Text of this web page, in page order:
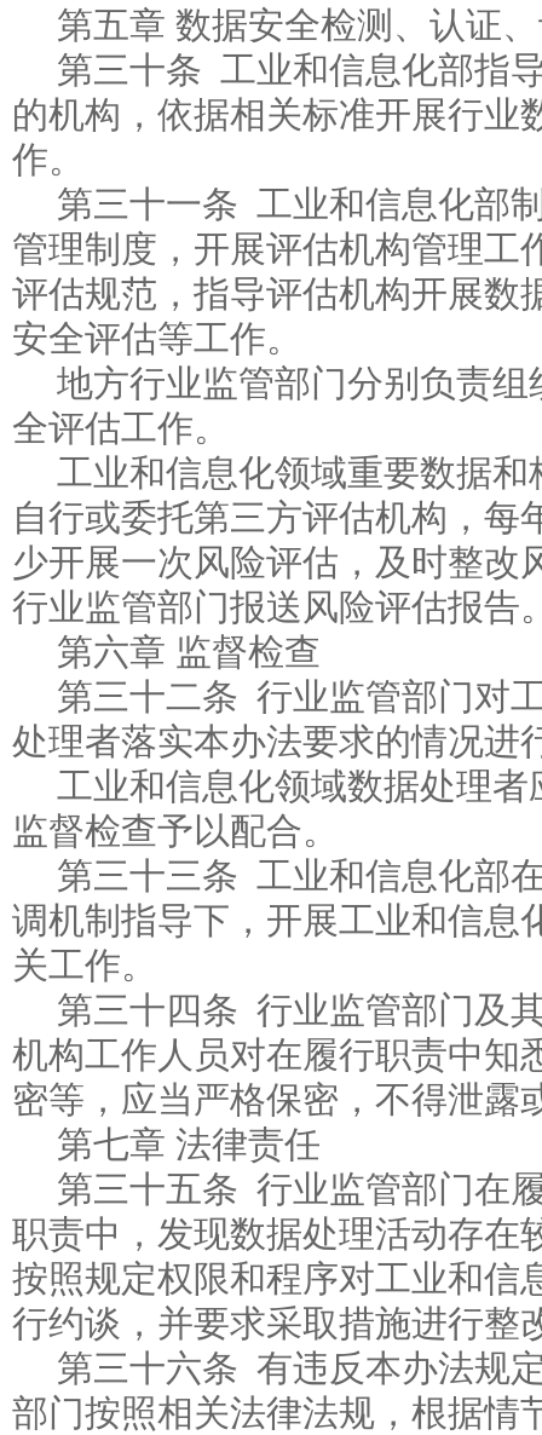
第五章 数据安全检测、认证
第三十条 工业和信息化部指
的机构，依据相关标准开展行业
作。
第三十一条 工业和信息化部
管理制度，开展评估机构管理工
评估规范，指导评估机构开展数
安全评估等工作。
地方行业监管部门分别负责
全评估工作。
工业和信息化领域重要数据
自行或委托第三方评估机构，每
少开展一次风险评估，及时整改
行业监管部门报送风险评估报告
第六章 监督检查
第三十二条 行业监管部门对
处理者落实本办法要求的情况进
工业和信息化领域数据处理
监督检查予以配合。
第三十三条 工业和信息化部
调机制指导下，开展工业和信息
关工作。
第三十四条 行业监管部门及
机构工作人员对在履行职责中知
密等，应当严格保密，不得泄露
第七章 法律责任
第三十五条 行业监管部门在
职责中，发现数据处理活动存在
按照规定权限和程序对工业和信
行约谈，并要求采取措施进行整
第三十六条 有违反本办法规
部门按照相关法律法规，根据情